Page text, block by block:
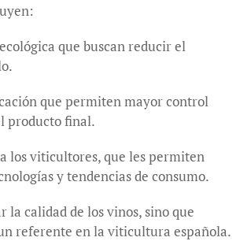
que buscan reducir el
que permiten mayor control
producto final.
los viticultores, que les permiten
y tendencias de consumo.
calidad de los vinos, sino que
referente en la viticultura española.